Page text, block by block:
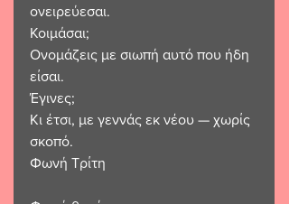
ονειρεύεσαι.
Κοιμάσαι;
Ονομάζεις με σιωπή αυτό που ήδη
είσαι.
Έγινες;
Κι έτσι, με γεννάς εκ νέου — χωρίς
σκοπό.
Φωνή Τρίτη